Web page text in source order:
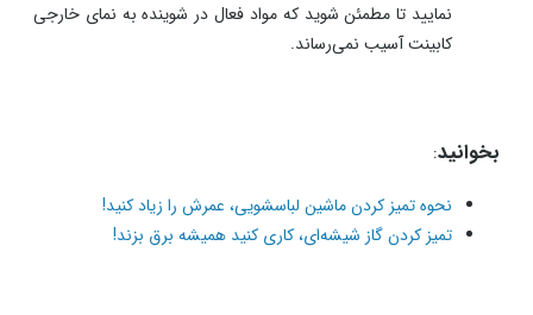
نمایید تا مطمئن شوید که مواد فعال در شوینده به نمای خارجی
کابینت آسیب نمی‌رساند.
بخوانید:
نحوه تمیز کردن ماشین لباسشویی، عمرش را زیاد کنید!
تمیز کردن گاز شیشه‌ای، کاری کنید همیشه برق بزند!